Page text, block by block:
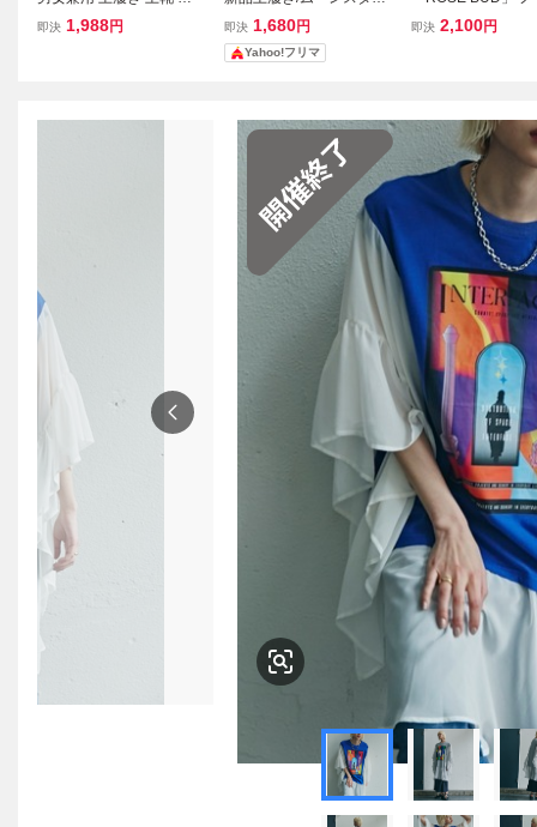
クールシューズ 体育館シ
即決 1,988円
／アルファスクールカラ
ー22.5
即決 1,680円
Yahoo!フリマ
ーブトップス ONE
即決 2,100円